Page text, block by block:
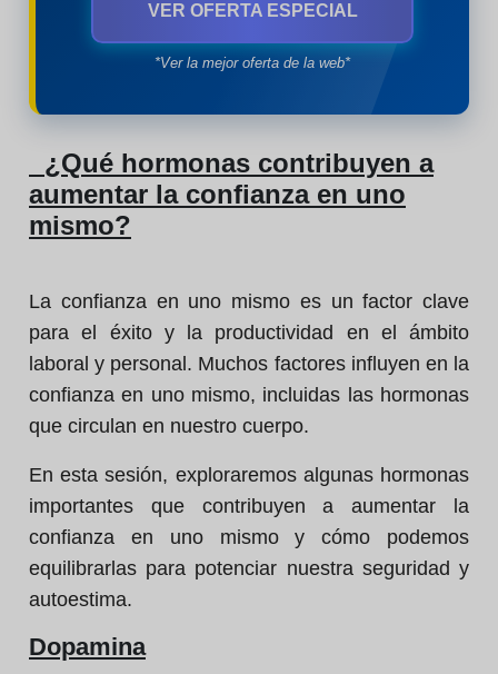
VER OFERTA ESPECIAL
*Ver la mejor oferta de la web*
¿Qué hormonas contribuyen a
aumentar la confianza en uno
mismo?
La confianza en uno mismo es un factor clave
para el éxito y la productividad en el ámbito
laboral y personal. Muchos factores influyen en la
confianza en uno mismo, incluidas las hormonas
que circulan en nuestro cuerpo.
En esta sesión, exploraremos algunas hormonas
importantes que contribuyen a aumentar la
confianza en uno mismo y cómo podemos
equilibrarlas para potenciar nuestra seguridad y
autoestima.
Dopamina